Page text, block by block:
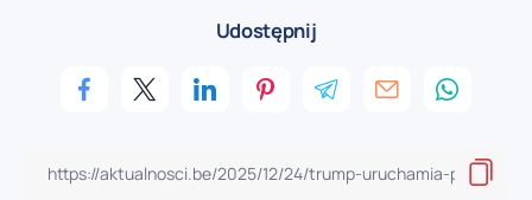
Udostępnij